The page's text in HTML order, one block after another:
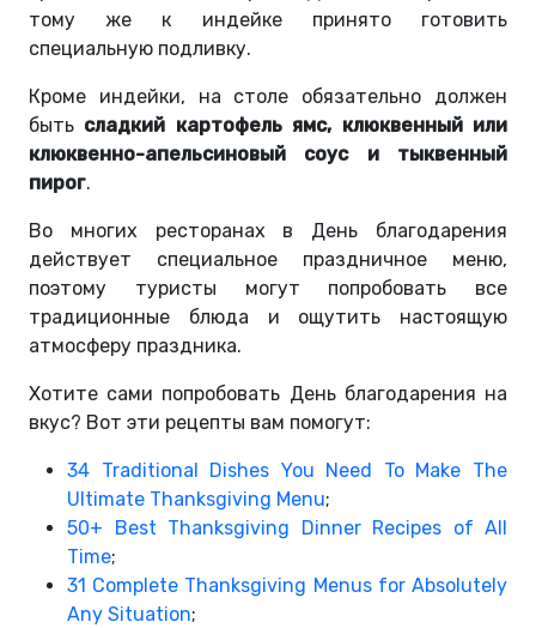
тому же к индейке принято готовить
специальную подливку.
Кроме индейки, на столе обязательно должен
быть сладкий картофель ямс, клюквенный или
клюквенно-апельсиновый соус и тыквенный
пирог.
Во многих ресторанах в День благодарения
действует специальное праздничное меню,
поэтому туристы могут попробовать все
традиционные блюда и ощутить настоящую
атмосферу праздника.
Хотите сами попробовать День благодарения на
вкус? Вот эти рецепты вам помогут:
34 Traditional Dishes You Need To Make The
Ultimate Thanksgiving Menu;
50+ Best Thanksgiving Dinner Recipes of All
Time;
31 Complete Thanksgiving Menus for Absolutely
Any Situation;